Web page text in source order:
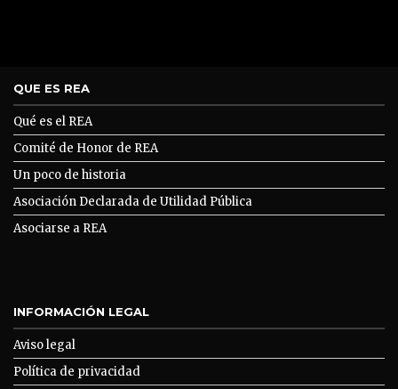
QUE ES REA
Qué es el REA
Comité de Honor de REA
Un poco de historia
Asociación Declarada de Utilidad Pública
Asociarse a REA
INFORMACIÓN LEGAL
Aviso legal
Política de privacidad